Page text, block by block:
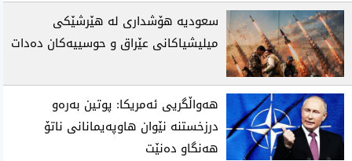
سعودیە هۆشداری لە هێرشێکی
میلیشیاکانی عێراق و حوسییەکان دەدات
هەواڵگریی ئەمریکا: پوتین بەرەو
درزخستنە نێوان هاوپەیمانانی ناتۆ
هەنگاو دەنێت